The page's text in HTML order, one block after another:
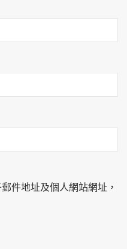
件地址及個人網站網址，